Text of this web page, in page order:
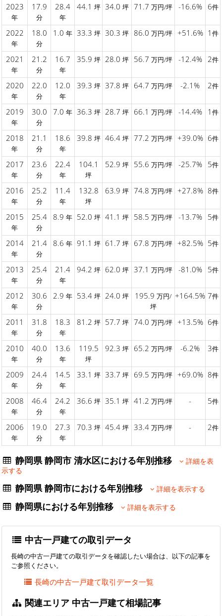
2023
年
17.9
分
28.4
年
44.1 坪 34.0 坪 71.7 万円/坪 -16.6% 6件
2022
年
18.0
分
1.0 年 33.3 坪 30.3 坪 86.0 万円/坪 +51.6% 1 件
2021
年
21.2
分
16.7
年
35.9 坪 28.0 坪 56.7 万円/坪 -12.4% 2件
2020
年
22.0
分
12.0
年
39.3 坪 37.8 坪 64.7 万円/坪 -2.1% 2件
2019
年
30.0
分
7.0 年 36.3 坪 28.7 坪 66.1 万円/坪 -14.4% 1 件
2018
年
21.1
分
18.6
年
39.8 坪 46.4 坪 77.2 万円/坪 +39.0% 6件
2017
年
23.6
分
22.4
年
104.1
坪
52.9 坪 55.6 万円/坪 -25.7% 5件
2016
年
25.2
分
11.4
年
132.8
坪
63.9 坪 74.8 万円/坪 +27.8% 8件
2015
年
25.4
分
8.9 年 52.0 坪 41.1 坪 58.5 万円/坪 -13.7% 5件
2014
年
21.4
分
8.6 年 91.1 坪 61.7 坪 67.8 万円/坪 +82.5% 5件
2013
年
25.4
分
21.4
年
94.2 坪 62.0 坪 37.1 万円/坪 -81.0% 5件
2012
年
30.6
分
2.9 年 53.4 坪 24.0 坪 195.9 万円/
坪
+164.5% 7件
2011
年
31.8
分
18.3
年
81.2 坪 57.7 坪 74.0 万円/坪 +13.5% 6件
2010
年
40.0
分
13.6
年
119.5
坪
92.3 坪 65.2 万円/坪 -6.2% 3件
2009
年
24.4
分
14.5
年
33.1 坪 33.7 坪 69.5 万円/坪 +69.0% 8件
2008
年
46.4
分
24.2
年
36.6 坪 35.1 坪 41.2 万円/坪 - 5件
2006
年
19.0
分
27.3
年
70.3 坪 45.4 坪 33.4 万円/坪 - 2件
静岡県 静岡市 清水区における年別推移
詳細を表
示する
静岡県 静岡市における年別推移 詳細を表示する
静岡県における年別推移 詳細を表示する
中古一戸建ての取引データ
長崎の中古一戸建ての取引データを確認したい場合は、以下の記事を
ご参照ください。
長崎の中古一戸建て取引データ一覧
関連エリア 中古一戸建て相場記事